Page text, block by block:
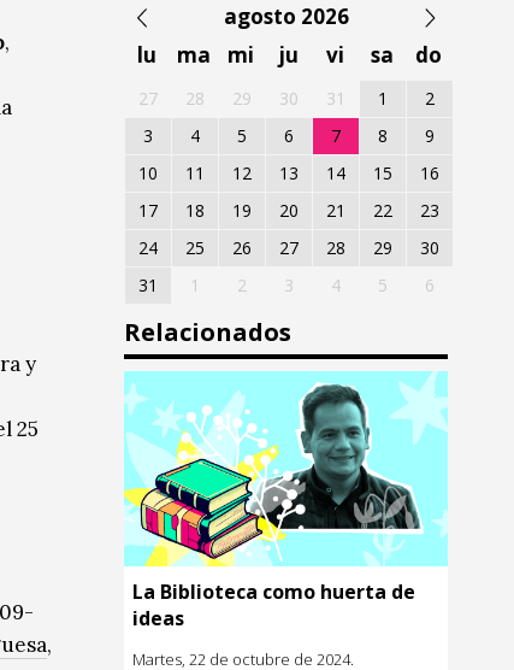
,
y
25
,
agosto 2026
lu
ma mi ju vi sa do
27 28 29 30 31 1
2
3
4 5 6 7 8
9
10
11 12 13 14 15
16
17
18 19 20 21 22
23
24
25 26 27 28 29
30
31
1 2 3 4 5 6
Relacionados
La Biblioteca como huerta de
ideas
Martes, 22 de octubre de 2024.